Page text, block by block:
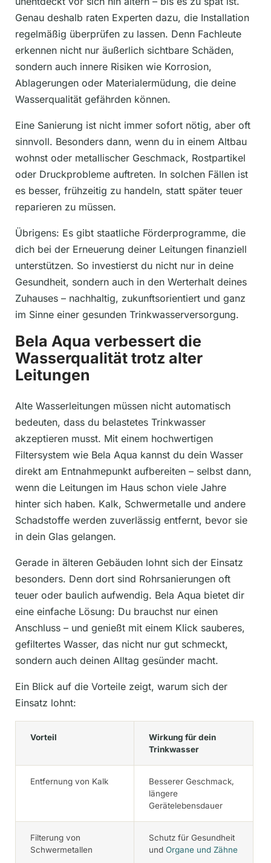
Genau deshalb raten Experten dazu, die Installation
regelmäßig überprüfen zu lassen. Denn Fachleute
erkennen nicht nur äußerlich sichtbare Schäden,
sondern auch innere Risiken wie Korrosion,
Ablagerungen oder Materialermüdung, die deine
Wasserqualität gefährden können.
Eine Sanierung ist nicht immer sofort nötig, aber oft
sinnvoll. Besonders dann, wenn du in einem Altbau
wohnst oder metallischer Geschmack, Rostpartikel
oder Druckprobleme auftreten. In solchen Fällen ist
es besser, frühzeitig zu handeln, statt später teuer
reparieren zu müssen.
Übrigens: Es gibt staatliche Förderprogramme, die
dich bei der Erneuerung deiner Leitungen finanziell
unterstützen. So investierst du nicht nur in deine
Gesundheit, sondern auch in den Werterhalt deines
Zuhauses – nachhaltig, zukunftsorientiert und ganz
im Sinne einer gesunden Trinkwasserversorgung.
Bela Aqua verbessert die
Wasserqualität trotz alter
Leitungen
Alte Wasserleitungen müssen nicht automatisch
bedeuten, dass du belastetes Trinkwasser
akzeptieren musst. Mit einem hochwertigen
Filtersystem wie Bela Aqua kannst du dein Wasser
direkt am Entnahmepunkt aufbereiten – selbst dann,
wenn die Leitungen im Haus schon viele Jahre
hinter sich haben. Kalk, Schwermetalle und andere
Schadstoffe werden zuverlässig entfernt, bevor sie
in dein Glas gelangen.
Gerade in älteren Gebäuden lohnt sich der Einsatz
besonders. Denn dort sind Rohrsanierungen oft
teuer oder baulich aufwendig. Bela Aqua bietet dir
eine einfache Lösung: Du brauchst nur einen
Anschluss – und genießt mit einem Klick sauberes,
gefiltertes Wasser, das nicht nur gut schmeckt,
sondern auch deinen Alltag gesünder macht.
Ein Blick auf die Vorteile zeigt, warum sich der
Einsatz lohnt:
Vorteil
Wirkung für dein
Trinkwasser
Entfernung von Kalk
Besserer Geschmack,
längere
Gerätelebensdauer
Filterung von
Schwermetallen
Schutz für Gesundheit
und Organe und Zähne